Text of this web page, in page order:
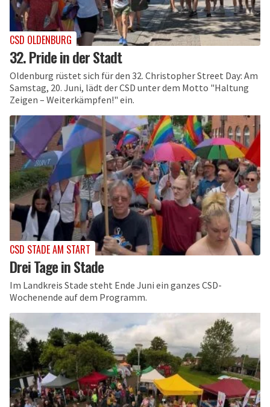
CSD OLDENBURG
32. Pride in der Stadt
Oldenburg rüstet sich für den 32. Christopher Street Day: Am
Samstag, 20. Juni, lädt der CSD unter dem Motto "Haltung
Zeigen – Weiterkämpfen!" ein.
CSD STADE AM START
Drei Tage in Stade
Im Landkreis Stade steht Ende Juni ein ganzes CSD-
Wochenende auf dem Programm.